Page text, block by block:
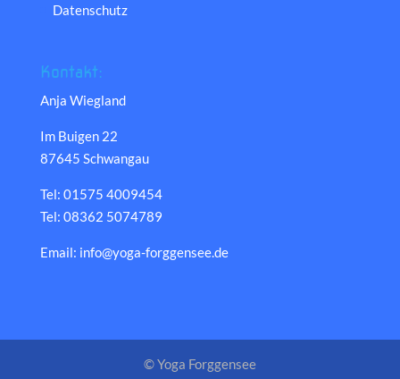
Datenschutz
Kontakt:
Anja Wiegland
Im Buigen 22
87645 Schwangau
Tel: 01575 4009454
Tel: 08362 5074789
Email: info@yoga-forggensee.de
© Yoga Forggensee